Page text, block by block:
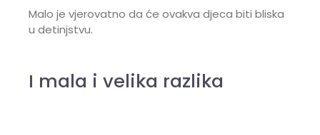
Malo je vjerovatno da će ovakva djeca biti bliska
u detinjstvu.
I mala i velika razlika